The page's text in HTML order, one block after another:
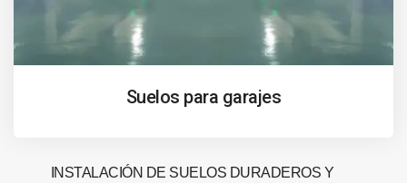
Suelos para garajes
INSTALACIÓN DE SUELOS DURADEROS Y